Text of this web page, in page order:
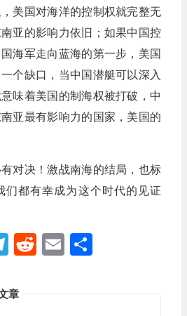
美国对海洋的控制权就完整无
亚的影响力依旧；如果中国控
海军走向蓝海的第一步，美国
个缺口，当中国潜艇可以深入
味着美国的制海权被打破，中
亚最有影响力的国家，美国的
对决！激战南海的结局，也标
们都有幸成为这个时代的见证
Telegram
Reddit
Email
分
章